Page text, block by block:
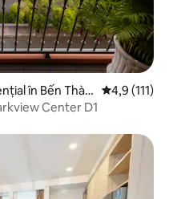
în Bến Thàn
Scor mediu
4,9 (111)
Center D1